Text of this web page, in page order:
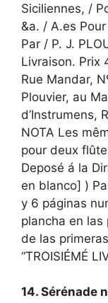
Siciliennes, /
&a. / A.es
Par / P. J.
Livraison. Prix
Rue Mandar,
Plouvier, au
d’Instrumens,
NOTA Les
pour deux
Deposé á la
en blanco] )
y 6 páginas
plancha en
de las
“TROISIÉMÉ
14. Sérénade